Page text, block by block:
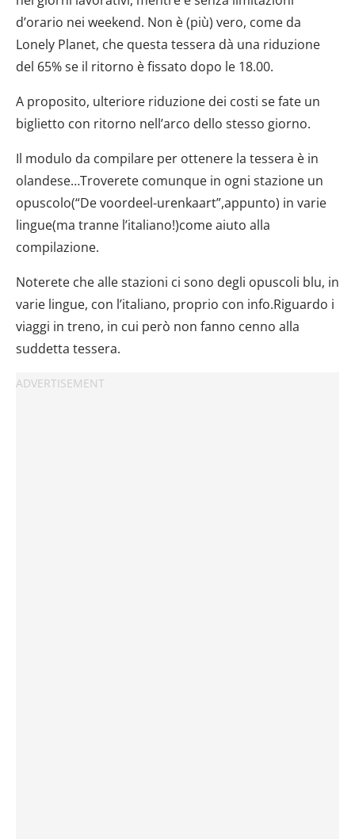
d’orario nei weekend. Non è (più) vero, come da
Lonely Planet, che questa tessera dà una riduzione
del 65% se il ritorno è fissato dopo le 18.00.
A proposito, ulteriore riduzione dei costi se fate un
biglietto con ritorno nell’arco dello stesso giorno.
Il modulo da compilare per ottenere la tessera è in
olandese…Troverete comunque in ogni stazione un
opuscolo(“De voordeel-urenkaart”,appunto) in varie
lingue(ma tranne l’italiano!)come aiuto alla
compilazione.
Noterete che alle stazioni ci sono degli opuscoli blu, in
varie lingue, con l’italiano, proprio con info.Riguardo i
viaggi in treno, in cui però non fanno cenno alla
suddetta tessera.